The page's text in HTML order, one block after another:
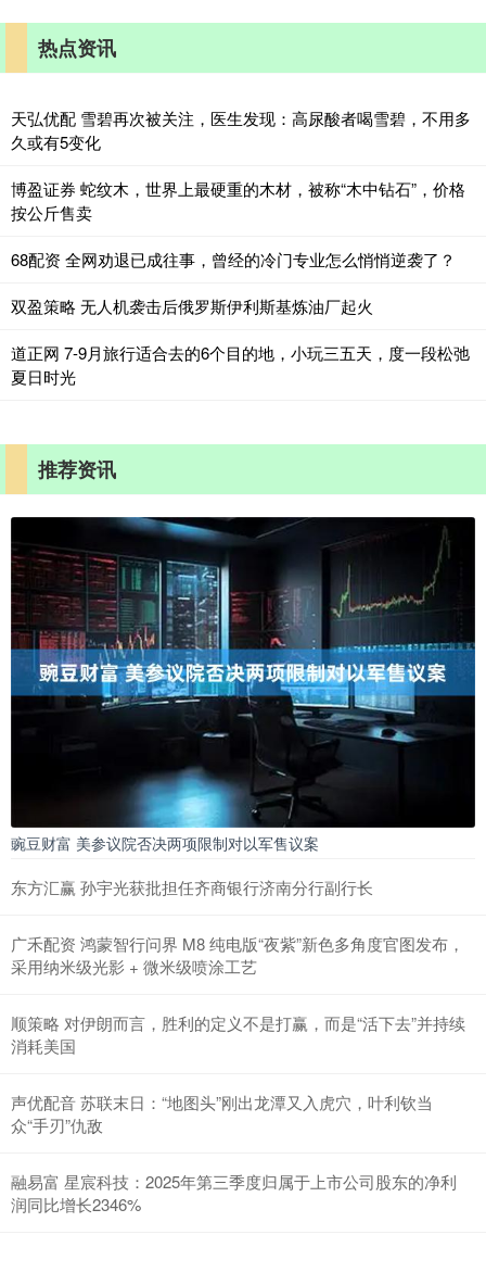
热点资讯
天弘优配 雪碧再次被关注，医生发现：高尿酸者喝雪碧，不用多
久或有5变化
博盈证券 蛇纹木，世界上最硬重的木材，被称“木中钻石”，价格
按公斤售卖
68配资 全网劝退已成往事，曾经的冷门专业怎么悄悄逆袭了？
双盈策略 无人机袭击后俄罗斯伊利斯基炼油厂起火
道正网 7-9月旅行适合去的6个目的地，小玩三五天，度一段松弛
夏日时光
推荐资讯
豌豆财富 美参议院否决两项限制对以军售议案
东方汇赢 孙宇光获批担任齐商银行济南分行副行长
广禾配资 鸿蒙智行问界 M8 纯电版“夜紫”新色多角度官图发布，
采用纳米级光影 + 微米级喷涂工艺
顺策略 对伊朗而言，胜利的定义不是打赢，而是“活下去”并持续
消耗美国
声优配音 苏联末日：“地图头”刚出龙潭又入虎穴，叶利钦当
众“手刃”仇敌
融易富 星宸科技：2025年第三季度归属于上市公司股东的净利
润同比增长2346%